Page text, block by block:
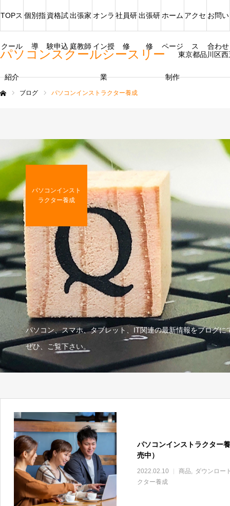
パソコンスクールシースリー 東京都品川区
TOPス
クール
紹介
個別指
導
資格試
験申込
出張家
庭教師
オンラ
イン授
業
社員研
修
出張研
修
ホーム
ページ
制作
アクセ
ス
お問い
合わせ
ブログ パソコンインストラクター養成
パソコンインスト
ラクター養成
パソコン、スマホ、タブレット、IT関連の最新情報をブログに
ぜひ、ご覧下さい。
パソコンインストラクター
売中）
2022.02.10 商品
ダウンロー
クター養成